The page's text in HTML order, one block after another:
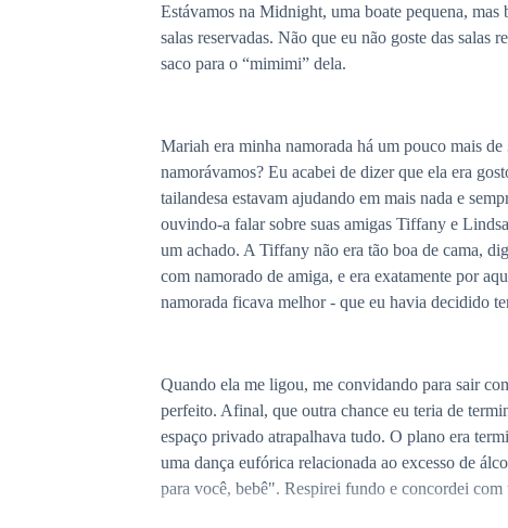
Estávamos na Midnight, uma boate pequena,
salas reservadas. Não que eu não goste das salas
saco para o “mimimi” dela.
Mariah era minha namorada há um pouco mais
namorávamos? Eu acabei de dizer que ela era
tailandesa estavam ajudando em mais nada e
ouvindo-a falar sobre suas amigas Tiffany e
um achado. A Tiffany não era tão boa de cama,
com namorado de amiga, e era exatamente por
namorada ficava melhor - que eu havia decidido
Quando ela me ligou, me convidando para sair
perfeito. Afinal, que outra chance eu teria de
espaço privado atrapalhava tudo. O plano era
uma dança eufórica relacionada ao excesso de
para você, bebê". Respirei fundo e concordei